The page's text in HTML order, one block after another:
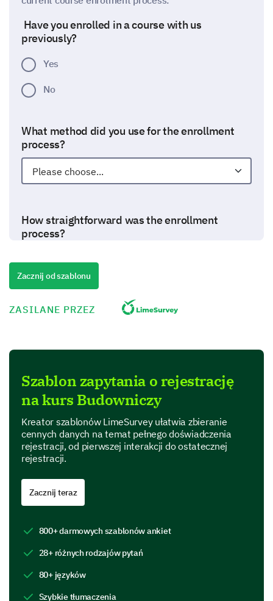
Have you enrolled in a course with us
previously?
Yes
No
What method did you use for the enrollment
process?
How straightforward was the enrollment
process?
Very straightforward
Areas of Improvement
We're interested in your suggestions on how we can
make improvements for an even better enrolment
experience.
Please rate the following aspects of the
enrollment process from 1 (Very Poor) to 5
(Excellent):
Speed of processing
Zacznij od szablonu
ZASILANE PRZEZ
Szablon zapytania o rejestrację
na kurs Budowniczy
Kreator szablonów LimeSurvey ułatwia zbieranie
cennych danych na temat pełnego doświadczenia
rejestracji, od pierwszej interakcji do ostatecznej
rejestracji.
Zacznij teraz
800+ darmowych szablonów ankiet
28+ różnych rodzajów pytań
80+ języków
Szybkie tłumaczenia